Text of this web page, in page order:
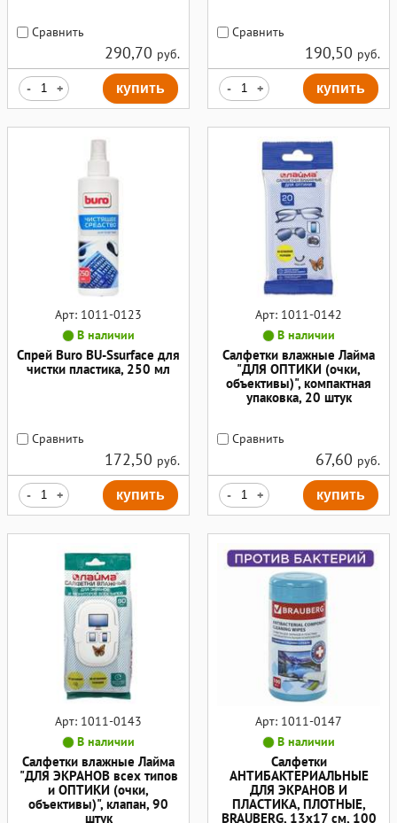
Сравнить
290,70 руб.
- + купить
Сравнить
190,50 руб.
- + купить
Арт: 1011-0123
В наличии
Спрей Buro BU-Ssurface для
чистки пластика, 250 мл
Сравнить
172,50 руб.
- + купить
Арт: 1011-0142
В наличии
Салфетки влажные Лайма
"ДЛЯ ОПТИКИ (очки,
объективы)", компактная
упаковка, 20 штук
Сравнить
67,60 руб.
- + купить
Арт: 1011-0143
В наличии
Салфетки влажные Лайма
"ДЛЯ ЭКРАНОВ всех типов
и ОПТИКИ (очки,
объективы)", клапан, 90
штук
Арт: 1011-0147
В наличии
Салфетки
АНТИБАКТЕРИАЛЬНЫЕ
ДЛЯ ЭКРАНОВ И
ПЛАСТИКА, ПЛОТНЫЕ,
BRAUBERG, 13x17 см, 100